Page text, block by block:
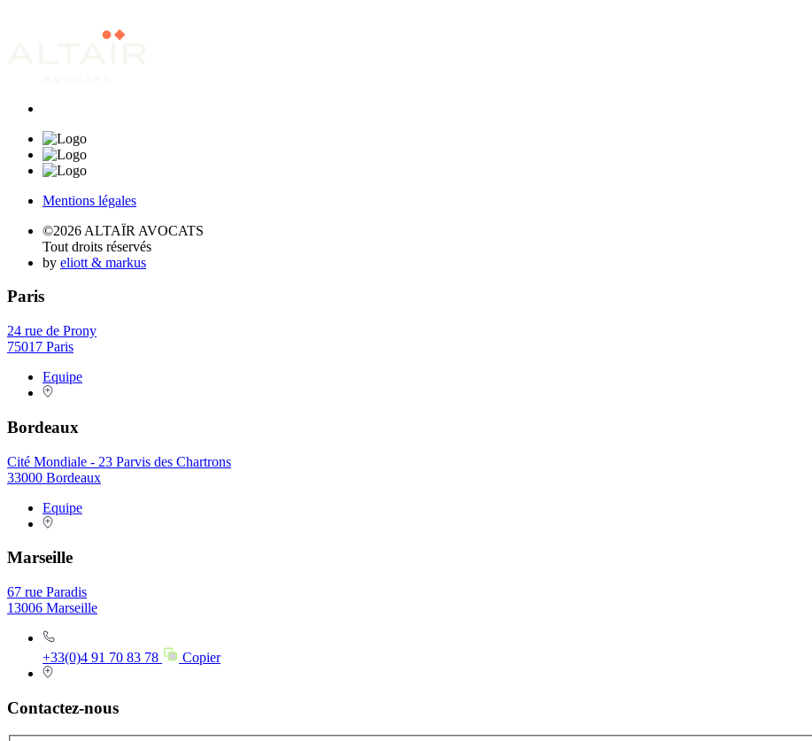
Mentions légales
©2026 ALTAÏR AVOCATS
Tout droits réservés
by eliott & markus
Paris
24 rue de Prony
75017 Paris
Equipe
Bordeaux
Cité Mondiale - 23 Parvis des Chartrons
33000 Bordeaux
Equipe
Marseille
67 rue Paradis
13006 Marseille
+33(0)4 91 70 83 78 Copier
Contactez-nous